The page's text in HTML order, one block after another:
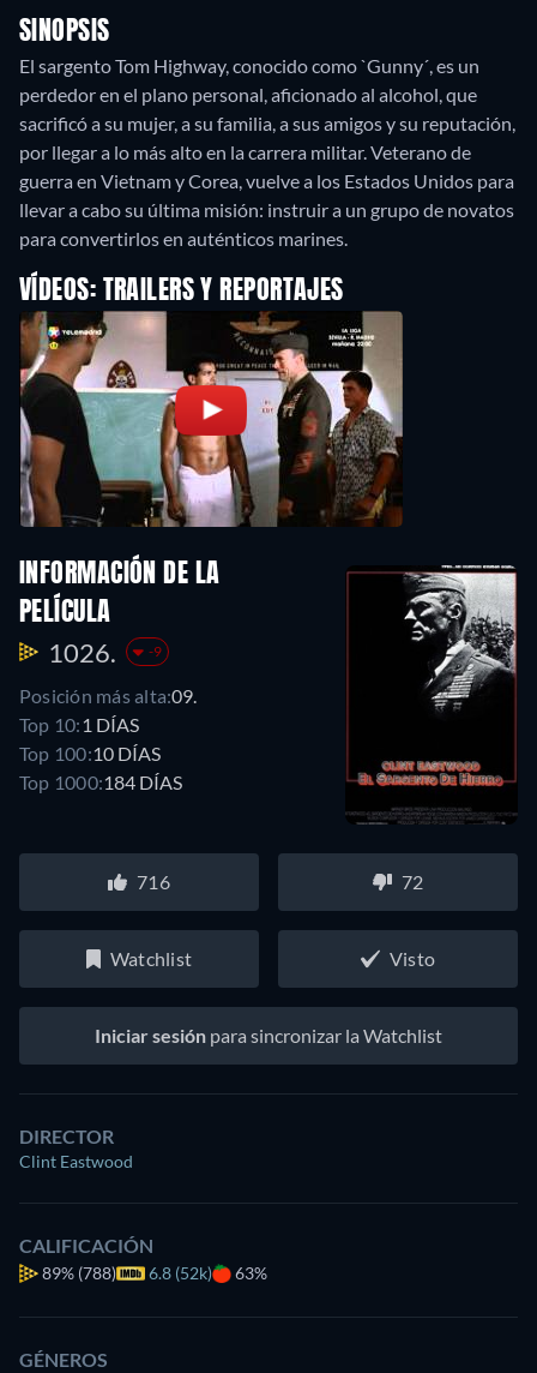
SINOPSIS
El sargento Tom Highway, conocido como `Gunny´, es un
perdedor en el plano personal, aficionado al alcohol, que
sacrificó a su mujer, a su familia, a sus amigos y su reputación,
por llegar a lo más alto en la carrera militar. Veterano de
guerra en Vietnam y Corea, vuelve a los Estados Unidos para
llevar a cabo su última misión: instruir a un grupo de novatos
para convertirlos en auténticos marines.
VÍDEOS: TRAILERS Y REPORTAJES
INFORMACIÓN DE LA
PELÍCULA
1026. -9
Posición más alta:09.
Top 10: 1 DÍAS
Top 100:10 DÍAS
Top 1000:184 DÍAS
716 72
Watchlist Visto
Iniciar sesión para sincronizar la Watchlist
DIRECTOR
Clint Eastwood
CALIFICACIÓN
89% (788) 6.8 (52k) 63%
GÉNEROS